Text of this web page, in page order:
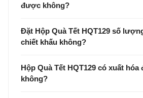
được không?
Đặt Hộp Quà Tết HQT129 số
chiết khấu không?
Hộp Quà Tết HQT129 có xuất hóa
không?